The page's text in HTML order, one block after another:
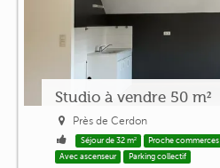
Studio à vendre 50 m²
Près de Cerdon
Séjour de 32 m² Proche commerces
Avec ascenseur
Parking collectif